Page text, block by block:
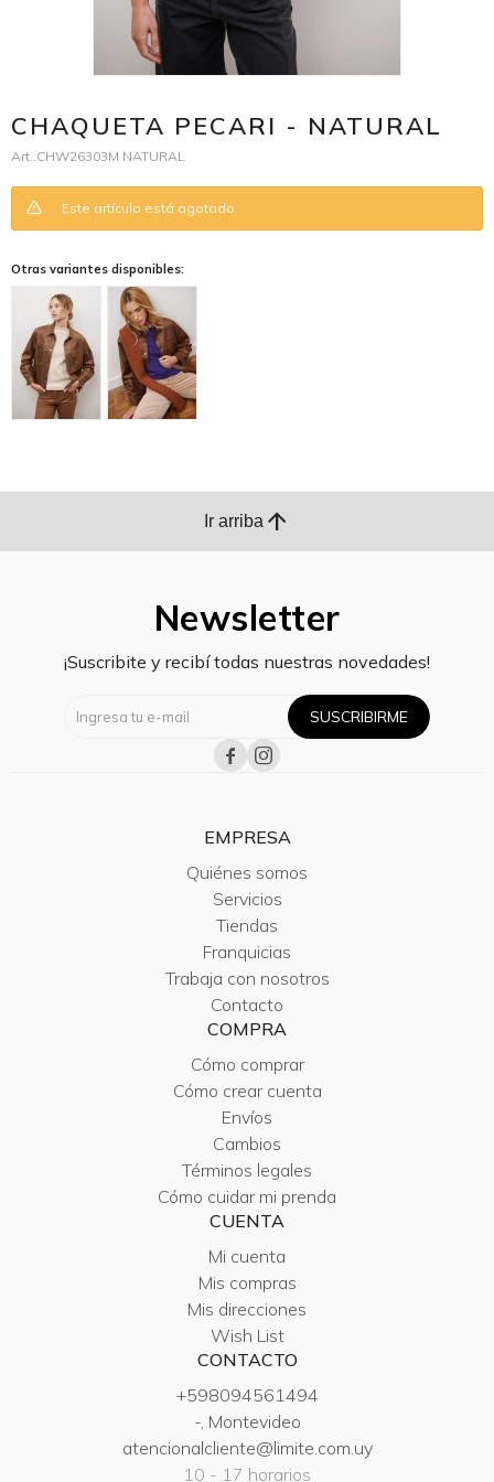
CHAQUETA PECARI - NATURAL
CHW26303M NATURAL
Este artículo está agotado.
Otras variantes disponibles:
Ir arriba arrow_upward
Newsletter
¡Suscribite y recibí todas nuestras novedades!
SUSCRIBIRME
 
EMPRESA
Quiénes somos
Servicios
Tiendas
Franquicias
Trabaja con nosotros
Contacto
COMPRA
Cómo comprar
Cómo crear cuenta
Envíos
Cambios
Términos legales
Cómo cuidar mi prenda
CUENTA
Mi cuenta
Mis compras
Mis direcciones
Wish List
CONTACTO
+598094561494
-, Montevideo
atencionalcliente@limite.com.uy
10 - 17 horarios